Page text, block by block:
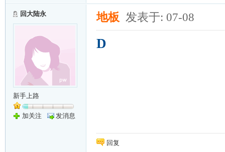
回大陆永
新手上路
加关注 发消息
地板 发表于: 07-08
D
回复